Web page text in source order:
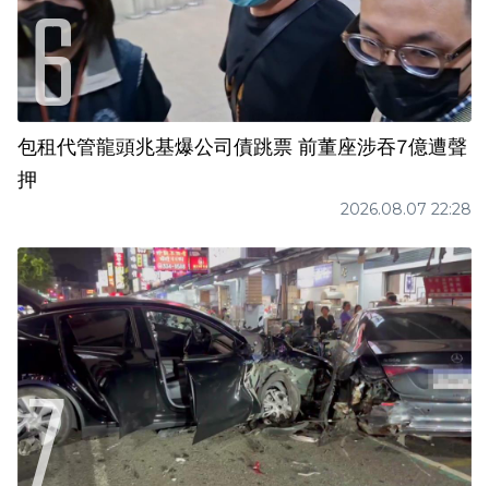
包租代管龍頭兆基爆公司債跳票 前董座涉吞7億遭聲
押
2026.08.07 22:28